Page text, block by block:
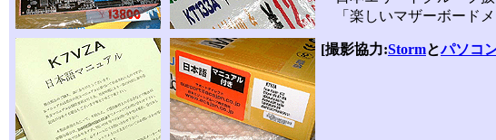
「楽しいマザーボードメ
[撮影協力:Stormとパソコ